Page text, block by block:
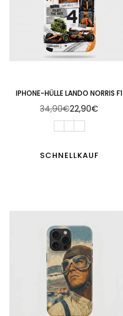
IPHONE-HÜLLE LANDO NORRIS F1
Normaler
34,90€22,90€
SCHNELLKAUF